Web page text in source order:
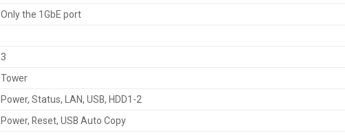
Only the 1GbE port
3
Tower
Power, Status, LAN, USB, HDD1-2
Power, Reset, USB Auto Copy